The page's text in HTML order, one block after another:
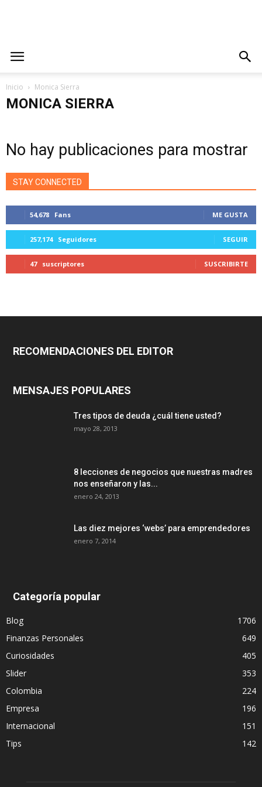
Inicio Monica Sierra
MONICA SIERRA
No hay publicaciones para mostrar
STAY CONNECTED
54,678 Fans ME GUSTA
257,174 Seguidores SEGUIR
47 suscriptores SUSCRIBIRTE
RECOMENDACIONES DEL EDITOR
MENSAJES POPULARES
Tres tipos de deuda ¿cuál tiene usted?
mayo 28, 2013
8 lecciones de negocios que nuestras madres
nos enseñaron y las...
enero 24, 2013
Las diez mejores ‘webs’ para emprendedores
enero 7, 2014
Categoría popular
Blog
1706
Finanzas Personales
649
Curiosidades
405
Slider
353
Colombia
224
Empresa
196
Internacional
151
Tips
142